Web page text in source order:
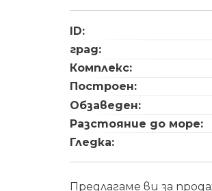
ID:
град:
Комплекс:
Построен:
Обзаведен:
Разстояние до море:
Гледка:
Предлагаме ви за